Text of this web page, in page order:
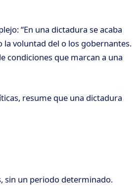
“En una dictadura se acaba
la voluntad del o los gobernantes.
condiciones que marcan a una
resume que una dictadura
sin un periodo determinado.